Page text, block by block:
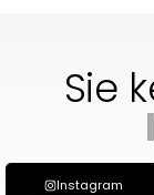
Sie
Instagram